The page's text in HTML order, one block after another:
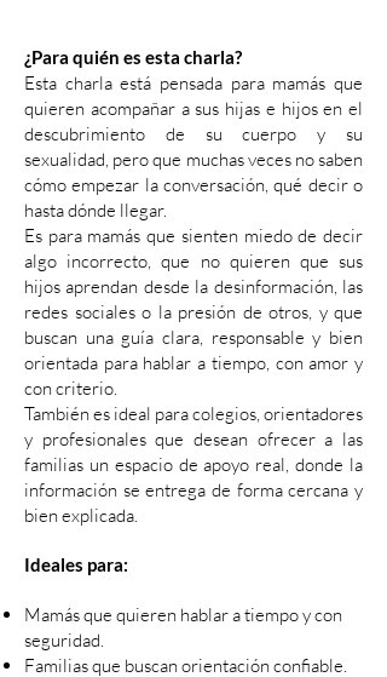
¿Para quién es esta charla?
Esta charla está pensada para mamás que
quieren acompañar a sus hijas e hijos en el
descubrimiento de su cuerpo y su
sexualidad, pero que muchas veces no saben
cómo empezar la conversación, qué decir o
hasta dónde llegar.
Es para mamás que sienten miedo de decir
algo incorrecto, que no quieren que sus
hijos aprendan desde la desinformación, las
redes sociales o la presión de otros, y que
buscan una guía clara, responsable y bien
orientada para hablar a tiempo, con amor y
con criterio.
También es ideal para colegios, orientadores
y profesionales que desean ofrecer a las
familias un espacio de apoyo real, donde la
información se entrega de forma cercana y
bien explicada.
Ideales para:
Mamás que quieren hablar a tiempo y con
seguridad.
Familias que buscan orientación confiable.